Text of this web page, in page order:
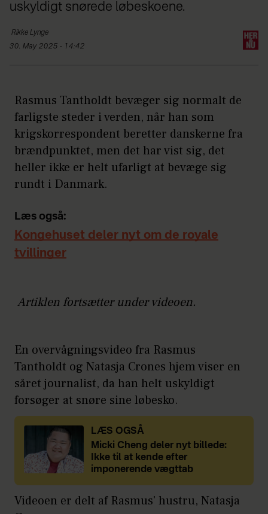
uskyldigt snørede løbeskoene.
Rikke Lynge
30. May 2025 - 14:42
Rasmus Tantholdt bevæger sig normalt de
farligste steder i verden, når han som
krigskorrespondent beretter danskerne fra
brændpunktet, men det har vist sig, det
heller ikke er helt ufarligt at bevæge sig
rundt i Danmark.
Læs også:
Kongehuset deler nyt om de royale
tvillinger
Artiklen fortsætter under videoen.
En overvågningsvideo fra Rasmus
Tantholdt og Natasja Crones hjem viser en
såret journalist, da han helt uskyldigt
forsøger at snøre sine løbesko.
LÆS OGSÅ
Micki Cheng deler nyt billede:
Ikke til at kende efter
imponerende vægttab
Videoen er delt af Rasmus' hustru, Natasja